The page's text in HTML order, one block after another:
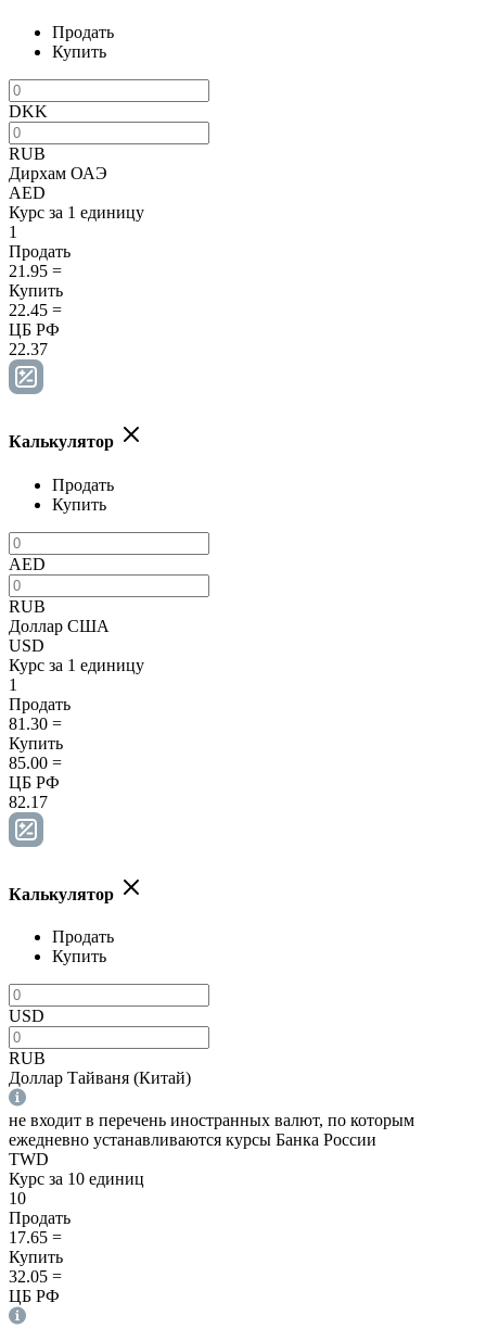
Продать
Купить
DKK
RUB
Дирхам ОАЭ
AED
Курс за 1 единицу
1
Продать
21.95 =
Купить
22.45 =
ЦБ РФ
22.37
Калькулятор
Продать
Купить
AED
RUB
Доллар США
USD
Курс за 1 единицу
1
Продать
81.30 =
Купить
85.00 =
ЦБ РФ
82.17
Калькулятор
Продать
Купить
USD
RUB
Доллар Тайваня (Китай)
не входит в перечень иностранных валют, по которым
ежедневно устанавливаются курсы Банка России
TWD
Курс за 10 единиц
10
Продать
17.65 =
Купить
32.05 =
ЦБ РФ